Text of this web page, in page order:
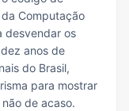
Computação
desvendar os
anos de
do Brasil,
para mostrar
de acaso.